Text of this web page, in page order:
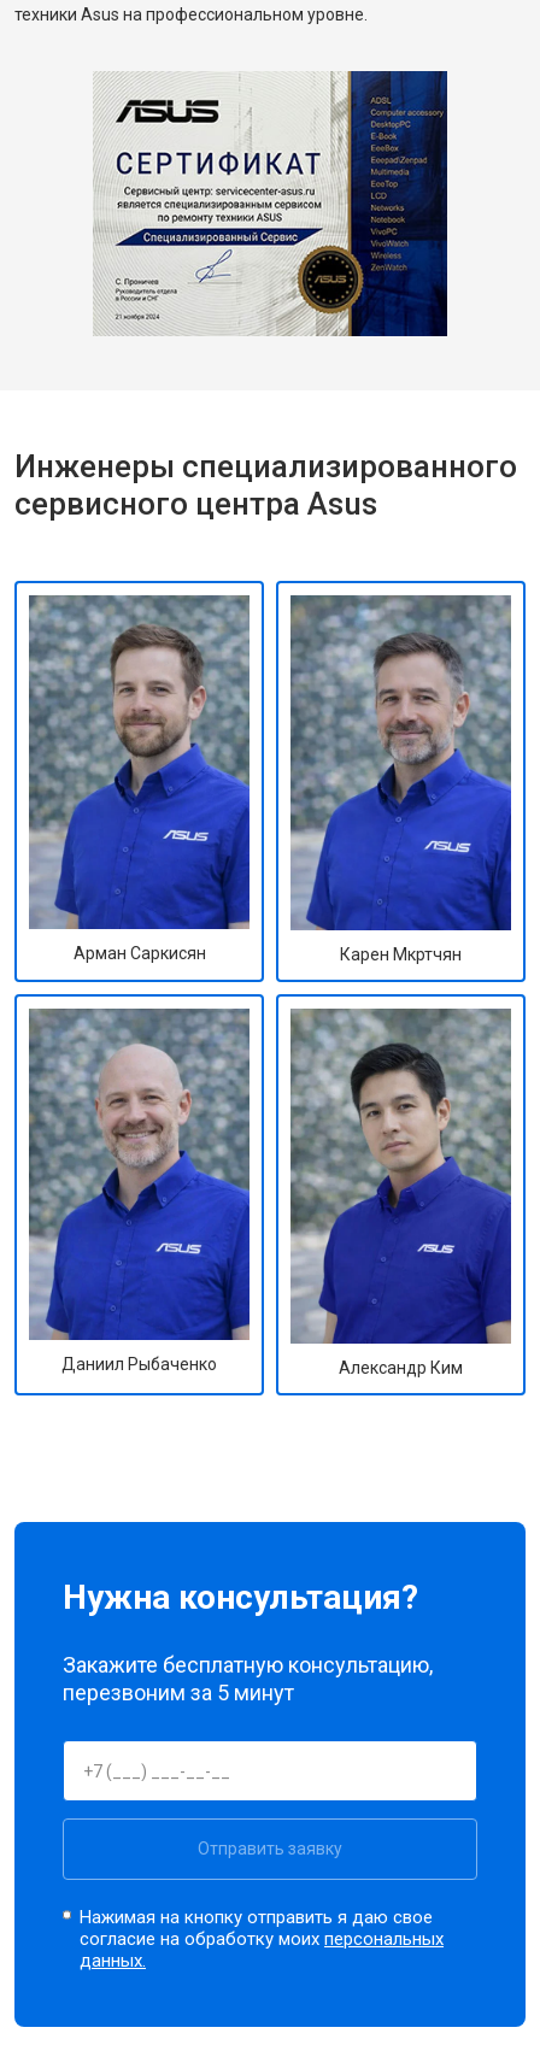
техники Asus на профессиональном уровне.
Инженеры специализированного
сервисного центра Asus
Арман Саркисян Карен Мкртчян
Даниил Рыбаченко Александр Ким
Нужна консультация?
Закажите бесплатную консультацию,
перезвоним за 5 минут
Отправить заявку
Нажимая на кнопку отправить я даю свое
согласие на обработку моихперсональных
данных.